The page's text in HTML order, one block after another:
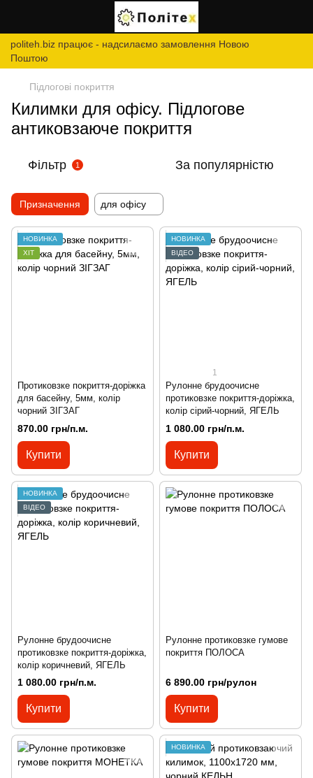
politeh.biz працює - надсилаємо замовлення Новою
Поштою
Підлогові покриття
Килимки для офісу. Підлогове
антиковзаюче покриття
Фільтр 1 За популярністю
Призначення для офісу
НОВИНКА
ХІТ
Протиковзке покриття-доріжка
для басейну, 5мм, колір
чорний ЗІГЗАГ
870.00 грн/п.м.
Купити
НОВИНКА
ВІДЕО
1
Рулонне брудоочисне
протиковзке покриття-доріжка,
колір сірий-чорний, ЯГЕЛЬ
1 080.00 грн/п.м.
Купити
НОВИНКА
ВІДЕО
Рулонне брудоочисне
протиковзке покриття-доріжка,
колір коричневий, ЯГЕЛЬ
1 080.00 грн/п.м.
Купити
Рулонне протиковзке гумове
покриття ПОЛОСА
6 890.00 грн/рулон
Купити
НОВИНКА